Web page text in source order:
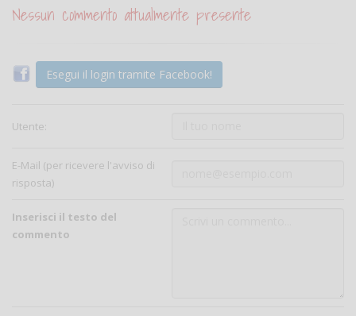
Nessun commento attualmente presente
Esegui il login tramite Facebook!
Utente:
E-Mail (per ricevere l'avviso di
risposta)
Inserisci il testo del
commento